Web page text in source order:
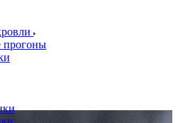
прогоны